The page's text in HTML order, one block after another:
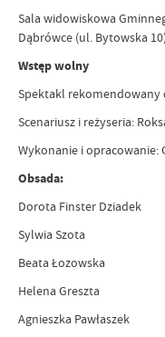
Sala widowiskowa
Dąbrówce (ul. Bytowska 10)
Wstęp wolny
Spektakl rekomendowany
Scenariusz i reżyseria:
Wykonanie i opracowanie:
Obsada:
Dorota Finster Dziadek
Sylwia Szota
Beata Łozowska
Helena Greszta
Agnieszka Pawłaszek